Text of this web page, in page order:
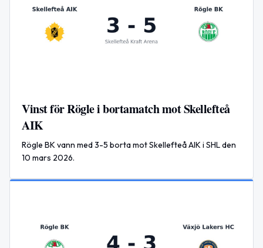
Vinst för Rögle i bortamatch mot Skellefteå
AIK
Rögle BK vann med 3-5 borta mot Skellefteå AIK i SHL den
10 mars 2026.